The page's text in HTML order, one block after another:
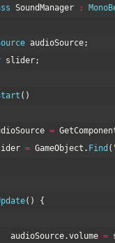
SoundManager :
audioSource;
slider;
( )
=
= GameObject . Find (
( )
{
audioSource.volume =